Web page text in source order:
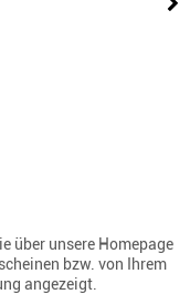
über unsere Homepage
bzw. von Ihrem
angezeigt.